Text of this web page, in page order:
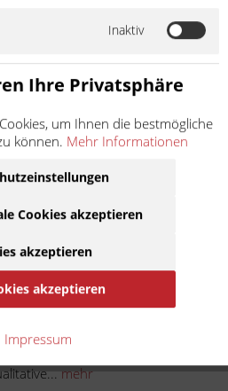
auf europäische
So...
In denWarenkorb
mehr
Inaktiv
Ihre Privatsphäre
um Ihnen die bestmögliche
können. Mehr Informationen
Cookies akzeptieren
akzeptieren
akzeptieren
Impressum